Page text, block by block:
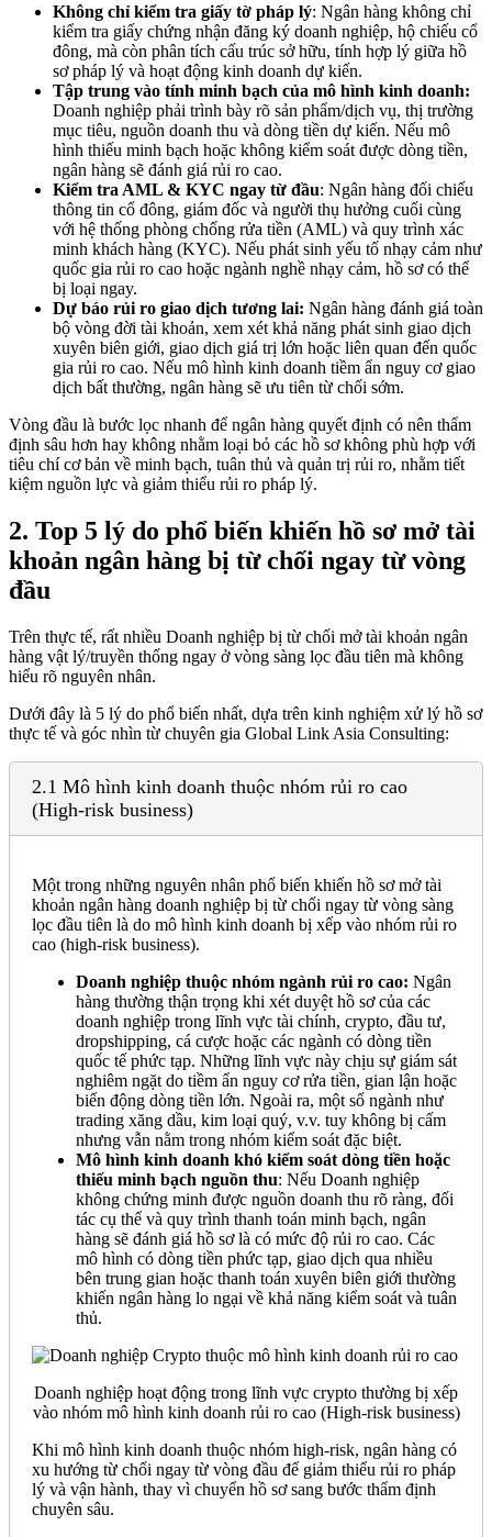
Không chỉ kiểm tra giấy tờ pháp lý: Ngân hàng không chỉ
kiểm tra giấy chứng nhận đăng ký doanh nghiệp, hộ chiếu cổ
đông, mà còn phân tích cấu trúc sở hữu, tính hợp lý giữa hồ
sơ pháp lý và hoạt động kinh doanh dự kiến.
Tập trung vào tính minh bạch của mô hình kinh doanh:
Doanh nghiệp phải trình bày rõ sản phẩm/dịch vụ, thị trường
mục tiêu, nguồn doanh thu và dòng tiền dự kiến. Nếu mô
hình thiếu minh bạch hoặc không kiểm soát được dòng tiền,
ngân hàng sẽ đánh giá rủi ro cao.
Kiểm tra AML & KYC ngay từ đầu: Ngân hàng đối chiếu
thông tin cổ đông, giám đốc và người thụ hưởng cuối cùng
với hệ thống phòng chống rửa tiền (AML) và quy trình xác
minh khách hàng (KYC). Nếu phát sinh yếu tố nhạy cảm như
quốc gia rủi ro cao hoặc ngành nghề nhạy cảm, hồ sơ có thể
bị loại ngay.
Dự báo rủi ro giao dịch tương lai: Ngân hàng đánh giá toàn
bộ vòng đời tài khoản, xem xét khả năng phát sinh giao dịch
xuyên biên giới, giao dịch giá trị lớn hoặc liên quan đến quốc
gia rủi ro cao. Nếu mô hình kinh doanh tiềm ẩn nguy cơ giao
dịch bất thường, ngân hàng sẽ ưu tiên từ chối sớm.
Vòng đầu là bước lọc nhanh để ngân hàng quyết định có nên thẩm
định sâu hơn hay không nhằm loại bỏ các hồ sơ không phù hợp với
tiêu chí cơ bản về minh bạch, tuân thủ và quản trị rủi ro, nhằm tiết
kiệm nguồn lực và giảm thiểu rủi ro pháp lý.
2. Top 5 lý do phổ biến khiến hồ sơ mở tài
khoản ngân hàng bị từ chối ngay từ vòng
đầu
Trên thực tế, rất nhiều Doanh nghiệp bị từ chối mở tài khoản ngân
hàng vật lý/truyền thống ngay ở vòng sàng lọc đầu tiên mà không
hiểu rõ nguyên nhân.
Dưới đây là 5 lý do phổ biến nhất, dựa trên kinh nghiệm xử lý hồ sơ
thực tế và góc nhìn từ chuyên gia Global Link Asia Consulting:
2.1 Mô hình kinh doanh thuộc nhóm rủi ro cao
(High-risk business)
Một trong những nguyên nhân phổ biến khiến hồ sơ mở tài
khoản ngân hàng doanh nghiệp bị từ chối ngay từ vòng sàng
lọc đầu tiên là do mô hình kinh doanh bị xếp vào nhóm rủi ro
cao (high-risk business).
Doanh nghiệp thuộc nhóm ngành rủi ro cao: Ngân
hàng thường thận trọng khi xét duyệt hồ sơ của các
doanh nghiệp trong lĩnh vực tài chính, crypto, đầu tư,
dropshipping, cá cược hoặc các ngành có dòng tiền
quốc tế phức tạp. Những lĩnh vực này chịu sự giám sát
nghiêm ngặt do tiềm ẩn nguy cơ rửa tiền, gian lận hoặc
biến động dòng tiền lớn. Ngoài ra, một số ngành như
trading xăng dầu, kim loại quý, v.v. tuy không bị cấm
nhưng vẫn nằm trong nhóm kiểm soát đặc biệt.
Mô hình kinh doanh khó kiểm soát dòng tiền hoặc
thiếu minh bạch nguồn thu: Nếu Doanh nghiệp
không chứng minh được nguồn doanh thu rõ ràng, đối
tác cụ thể và quy trình thanh toán minh bạch, ngân
hàng sẽ đánh giá hồ sơ là có mức độ rủi ro cao. Các
mô hình có dòng tiền phức tạp, giao dịch qua nhiều
bên trung gian hoặc thanh toán xuyên biên giới thường
khiến ngân hàng lo ngại về khả năng kiểm soát và tuân
thủ.
Doanh nghiệp hoạt động trong lĩnh vực crypto thường bị xếp
vào nhóm mô hình kinh doanh rủi ro cao (High-risk business)
Khi mô hình kinh doanh thuộc nhóm high-risk, ngân hàng có
xu hướng từ chối ngay từ vòng đầu để giảm thiểu rủi ro pháp
lý và vận hành, thay vì chuyển hồ sơ sang bước thẩm định
chuyên sâu.